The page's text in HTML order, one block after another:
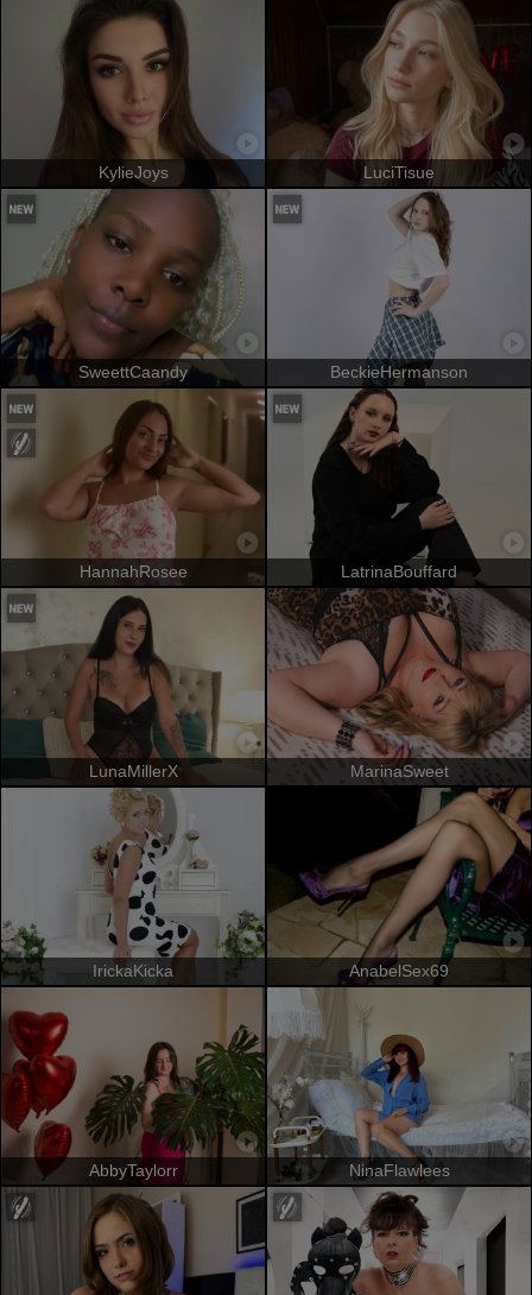
KylieJoys LuciTisue
SweettCaandy BeckieHermanson
HannahRosee LatrinaBouffard
LunaMillerX MarinaSweet
IrickaKicka AnabelSex69
AbbyTaylorr NinaFlawlees